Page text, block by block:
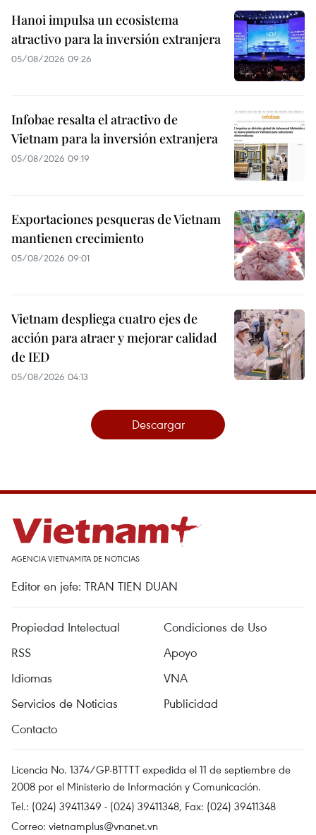
Hanoi impulsa un ecosistema
atractivo para la inversión extranjera
05/08/2026 09:26
Infobae resalta el atractivo de
Vietnam para la inversión extranjera
05/08/2026 09:19
Exportaciones pesqueras de Vietnam
mantienen crecimiento
05/08/2026 09:01
Vietnam despliega cuatro ejes de
acción para atraer y mejorar calidad
de IED
05/08/2026 04:13
Descargar
AGENCIA VIETNAMITA DE NOTICIAS
Editor en jefe: TRAN TIEN DUAN
Propiedad Intelectual
Condiciones de Uso
RSS
Apoyo
Idiomas
VNA
Servicios de Noticias
Publicidad
Contacto
Licencia No. 1374/GP-BTTTT expedida el 11 de septiembre de
2008 por el Ministerio de Información y Comunicación.
Tel.: (024) 39411349 - (024) 39411348, Fax: (024) 39411348
Correo: vietnamplus@vnanet.vn